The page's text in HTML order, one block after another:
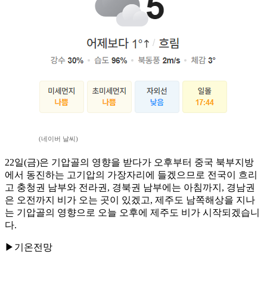
(네이버 날씨)
22일(금)은 기압골의 영향을 받다가 오후부터 중국 북부지방
에서 동진하는 고기압의 가장자리에 들겠으므로 전국이 흐리
고 충청권 남부와 전라권, 경북권 남부에는 아침까지, 경남권
은 오전까지 비가 오는 곳이 있겠고, 제주도 남쪽해상을 지나
는 기압골의 영향으로 오늘 오후에 제주도 비가 시작되겠습니
다.
▶기온전망